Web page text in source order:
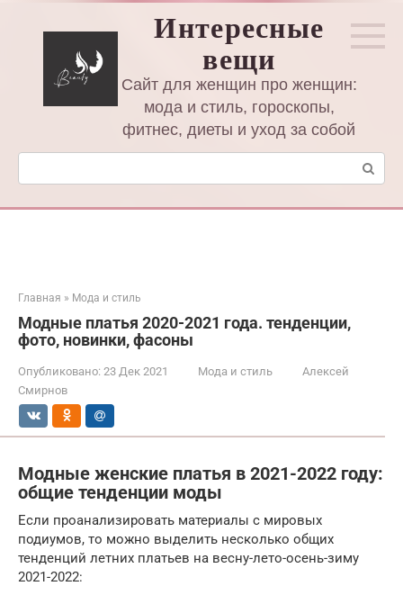
Интересные
вещи
Сайт для женщин про женщин:
мода и стиль, гороскопы,
фитнес, диеты и уход за собой
Поиск:
Главная » Мода и стиль
Модные платья 2020-2021 года. тенденции,
фото, новинки, фасоны
Опубликовано: 23 Дек 2021 Мода и стиль
Алексей
Смирнов
Модные женские платья в 2021-2022 году:
общие тенденции моды
Если проанализировать материалы с мировых
подиумов, то можно выделить несколько общих
тенденций летних платьев на весну-лето-осень-зиму
2021-2022: